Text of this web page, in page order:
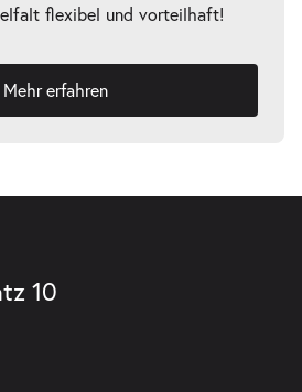
flexibel und vorteilhaft!
Mehr erfahren
10